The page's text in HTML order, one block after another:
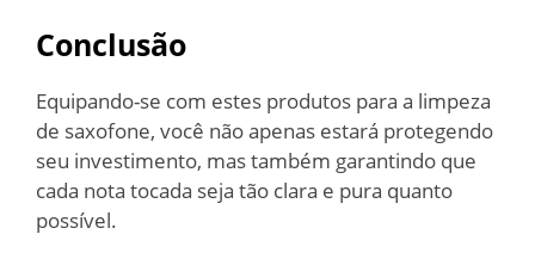
Conclusão
Equipando-se com estes produtos para a limpeza
de saxofone, você não apenas estará protegendo
seu investimento, mas também garantindo que
cada nota tocada seja tão clara e pura quanto
possível.